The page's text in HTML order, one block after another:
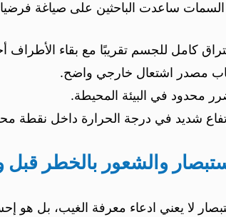
ساعدت الباحثين على صياغة فرضيات
كامل للجسم تقريبًا مع بقاء الأطراف
مصدر اشتعال خارجي واضح.
محدود في البيئة المحيطة.
شديد في درجة الحرارة داخل نقطة
والشعور بالخطر
لا يعني ادعاء معرفة الغيب، بل